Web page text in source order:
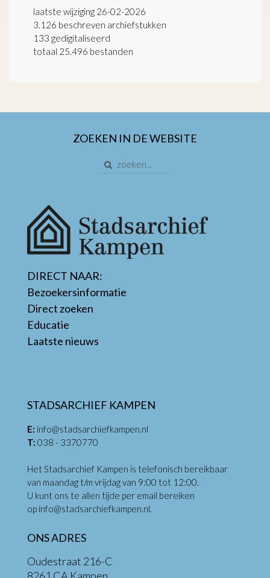
laatste wijziging 26-02-2026
3.126 beschreven archiefstukken
133 gedigitaliseerd
totaal 25.496 bestanden
ZOEKEN IN DE WEBSITE
DIRECT NAAR:
Bezoekersinformatie
Direct zoeken
Educatie
Laatste nieuws
STADSARCHIEF KAMPEN
E: info@stadsarchiefkampen.nl
T: 038 - 3370770
Het Stadsarchief Kampen is telefonisch bereikbaar
van maandag t/m vrijdag van 9:00 tot 12:00.
U kunt ons te allen tijde per email bereiken
op info@stadsarchiefkampen.nl.
ONS ADRES
Oudestraat 216-C